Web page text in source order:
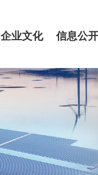
企业文化 信息公开